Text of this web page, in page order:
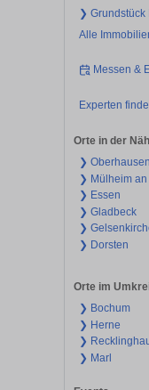
❯ Grundstück
Alle
Messen &
Experten
Orte in der
❯ Oberhausen
❯ Mülheim
❯ Essen
❯ Gladbeck
❯
❯ Dorsten
Orte im
❯ Bochum
❯ Herne
❯
❯ Marl